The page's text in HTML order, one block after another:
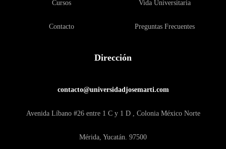
Cursos
Contacto
Vida Universitaria
Preguntas Frecuentes
Dirección
contacto@universidadjosemarti.com
Avenida Líbano #26 entre 1 C y 1 D , Colonia México Norte
Mérida, Yucatán. 97500